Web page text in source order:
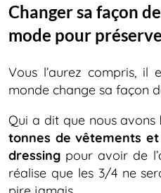
Changer sa façon
mode pour
Vous l’aurez compris, il
monde change sa façon
Qui a dit que nous avons
tonnes de vêtements
dressing pour avoir de
réalise que les 3/4 ne